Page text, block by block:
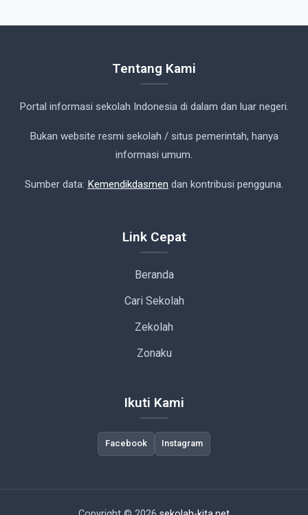
Tentang Kami
Portal informasi sekolah Indonesia di dalam dan luar negeri.
Bukan website resmi sekolah / situs pemerintah, hanya
informasi umum.
Sumber data: Kemendikdasmen dan kontribusi pengguna.
Link Cepat
Beranda
Cari Sekolah
Zekolah
Zonaku
Ikuti Kami
Facebook Instagram